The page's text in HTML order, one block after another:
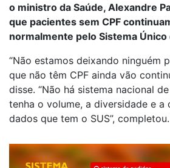
o ministro da Saúde, Alexandre
que pacientes sem CPF
normalmente pelo Sistema Único
“Não estamos deixando ninguém
que não têm CPF ainda vão
disse. “Não há sistema nacional
tenha o volume, a diversidade e a
dados que tem o SUS”, completou.